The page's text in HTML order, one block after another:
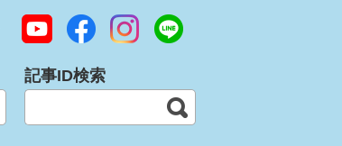
記事ID検索